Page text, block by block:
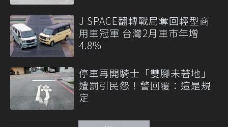
J SPACE翻轉戰局奪回輕型商
用車冠軍 台灣2月車市年增
4.8%
停車再開騎士「雙腳未著地」
遭罰引民怨！警回覆：這是規
定